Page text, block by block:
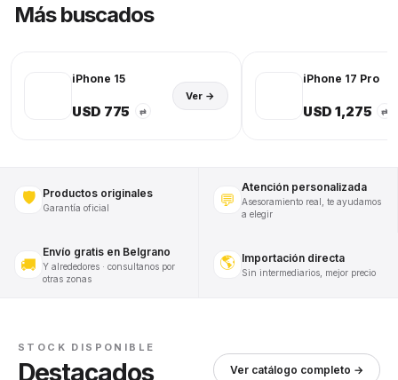
Más buscados
iPhone 15
USD 775 ⇄
Ver →
iPhone 17 Pro
USD 1,275 ⇄
🛡️ Productos originales
Garantía oficial 💬
Atención personalizada
Asesoramiento real, te ayudamos
a elegir
🚚
Envío gratis en Belgrano
Y alrededores · consultanos por
otras zonas
🌎 Importación directa
Sin intermediarios, mejor precio
STOCK DISPONIBLE
Destacados Ver catálogo completo →